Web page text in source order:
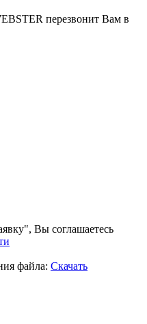
перезвонит Вам в
Вы соглашаетесь
файла: Скачать